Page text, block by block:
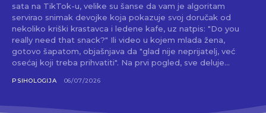
sata na TikTok-u, velike su šanse da vam je algoritam
servirao snimak devojke koja pokazuje svoj doručak od
nekoliko kriški krastavca i ledene kafe, uz natpis: "Do you
really need that snack?" Ili video u kojem mlada žena,
gotovo šapatom, objašnjava da "glad nije neprijatelj, već
osećaj koji treba prihvatiti". Na prvi pogled, sve deluje...
PSIHOLOGIJA 06/07/2026